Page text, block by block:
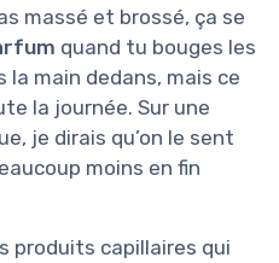
massé et brossé, ça se
quand tu bouges les
la main dedans, mais ce
la journée. Sur une
je dirais qu’on le sent
moins en fin
produits capillaires qui